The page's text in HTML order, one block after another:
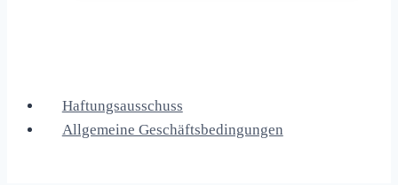
Haftungsausschuss
Allgemeine Geschäftsbedingungen